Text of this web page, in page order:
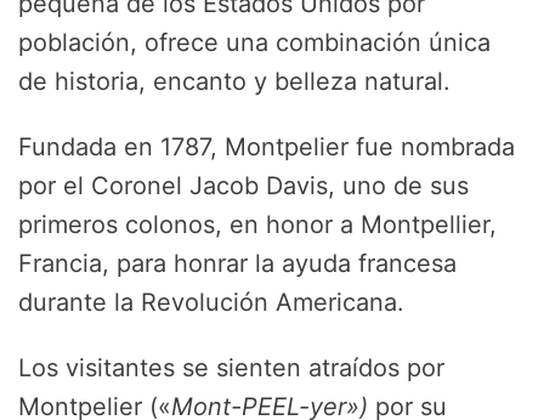
población, ofrece una combinación única
de historia, encanto y belleza natural.
Fundada en 1787, Montpelier fue nombrada
por el Coronel Jacob Davis, uno de sus
primeros colonos, en honor a Montpellier,
Francia, para honrar la ayuda francesa
durante la Revolución Americana.
Los visitantes se sienten atraídos por
Montpelier («Mont-PEEL-yer») por su